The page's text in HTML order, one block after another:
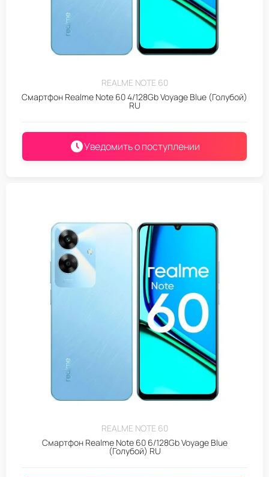
REALME NOTE 60
Смартфон Realme Note 60 4/128Gb Voyage Blue (Голубой)
RU
Уведомить о поступлении
REALME NOTE 60
Смартфон Realme Note 60 6/128Gb Voyage Blue
(Голубой) RU